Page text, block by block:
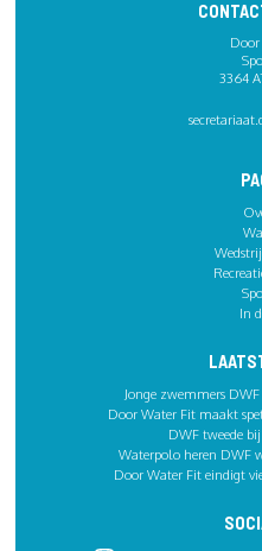
3364
In
Jonge zwemmers
Door Water Fit maakt
DWF tweede
Waterpolo heren DWF
Door Water Fit eindigt